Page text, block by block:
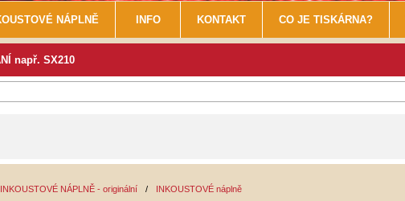
NÁPLNĚ INFO KONTAKT CO JE TISKÁRNA?
např. SX210
NÁPLNĚ - originální / INKOUSTOVÉ náplně